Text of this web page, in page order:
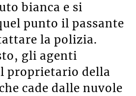
bianca e si
punto il passante
la polizia.
gli agenti
proprietario della
cade dalle nuvole